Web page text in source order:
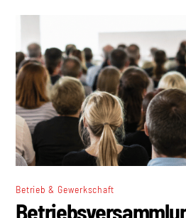
Betrieb & Gewerkschaft